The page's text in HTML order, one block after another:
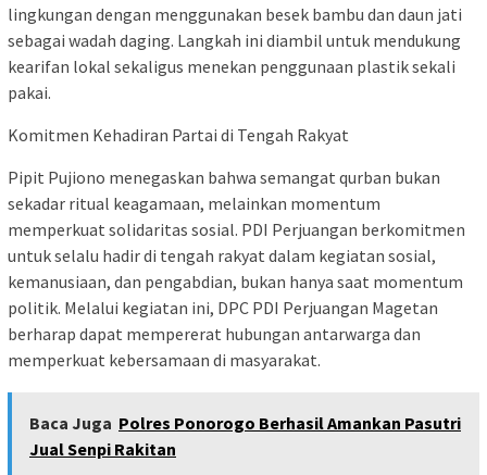
lingkungan dengan menggunakan besek bambu dan daun jati
sebagai wadah daging. Langkah ini diambil untuk mendukung
kearifan lokal sekaligus menekan penggunaan plastik sekali
pakai.
Komitmen Kehadiran Partai di Tengah Rakyat
Pipit Pujiono menegaskan bahwa semangat qurban bukan
sekadar ritual keagamaan, melainkan momentum
memperkuat solidaritas sosial. PDI Perjuangan berkomitmen
untuk selalu hadir di tengah rakyat dalam kegiatan sosial,
kemanusiaan, dan pengabdian, bukan hanya saat momentum
politik. Melalui kegiatan ini, DPC PDI Perjuangan Magetan
berharap dapat mempererat hubungan antarwarga dan
memperkuat kebersamaan di masyarakat.
Baca Juga Polres Ponorogo Berhasil Amankan Pasutri
Jual Senpi Rakitan